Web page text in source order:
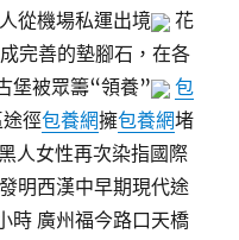
從機場私運出境
花
完善的墊腳石，在各
堡被眾籌“領養”
包
徑包養網擁包養網堵
人女性再次染指國際
明西漢中早期現代途
時 廣州福今路口天橋